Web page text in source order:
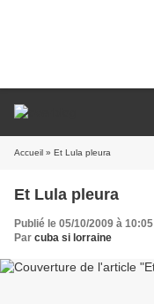
Accueil » Et Lula pleura
Et Lula pleura
Publié le 05/10/2009 à 10:05
Par cuba si lorraine